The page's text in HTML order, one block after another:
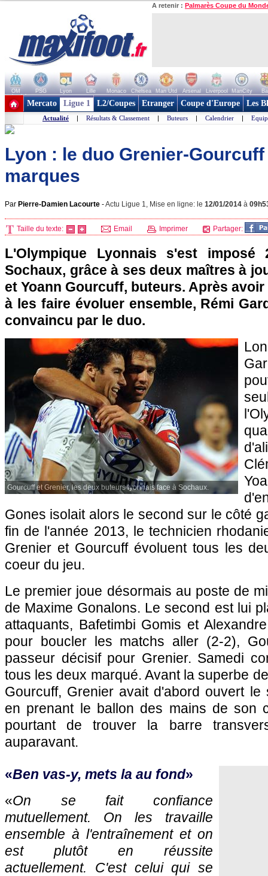
A retenir : Palmarès Coupe du
OM PSG Lyon Lille Monaco Chelsea Man Utd Arsenal Liverpool ManCity
+ de clubs
Mercato Ligue 1 L2/Coupes Etranger Coupe d'Europe Les
Actualité | Résultats & Classement | Buteurs | Calendrier |
Lyon : le duo Grenier-
marques
Par Pierre-Damien Lacourte -Actu Ligue 1, Mise en ligne: le 12/01/2014 à
Taille du texte: Email Imprimer Partager:
L'Olympique Lyonnais s'est imposé
Sochaux, grâce à ses deux maîtres à
et Yoann Gourcuff, buteurs. Après
à les faire évoluer ensemble, Rémi
convaincu par le duo.
Gourcuff et Grenier, les deux buteurs lyonnais face à Sochaux.
Gones isolait alors le second sur le côté
fin de l'année 2013, le technicien
Grenier et Gourcuff évoluent tous les
coeur du jeu.
Le premier joue désormais au poste de
de Maxime Gonalons. Le second est lui
attaquants, Bafetimbi Gomis et
pour boucler les matchs aller (2-2),
passeur décisif pour Grenier. Samedi
tous les deux marqué. Avant la superbe
Gourcuff, Grenier avait d'abord ouvert
en prenant le ballon des mains de son
pourtant de trouver la barre
auparavant.
«Ben vas-y, mets la au fond»
«On se fait confiance
mutuellement. On les travaille
ensemble à l'entraînement et on
est plutôt en réussite
actuellement. C'est celui qui se